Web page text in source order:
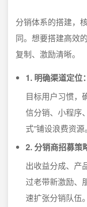
分销体系的搭建，
同。想要搭建高效
复制、激励清晰。
1. 明确渠道定位：
目标用户习惯，
信分销、小程序
式”铺设浪费资源。
2. 分销商招募策
出收益分成、产
过老带新激励、
速扩张分销队伍。